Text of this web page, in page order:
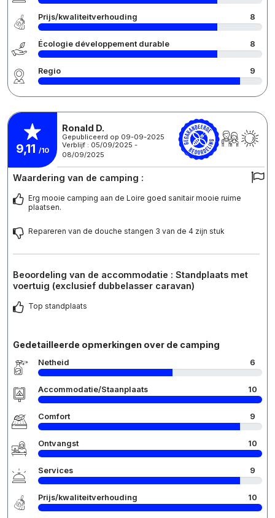
Prijs/kwaliteitverhouding 8
Écologie développement durable 8
Regio 9
9,11 /10
Ronald D.
Gepubliceerd op 09-09-2025
Verblijf : 05/09/2025 -
08/09/2025
Waardering van de camping :
Erg mooie camping aan de Loire goed sanitair mooie ruime
plaatsen.
Repareren van de douche stangen 3 van de 4 zijn stuk
Beoordeling van de accommodatie : Standplaats met
voertuig (exclusief dubbelasser caravan)
Top standplaats
Gedetailleerde opmerkingen over de camping
Netheid 6
Accommodatie/Staanplaats 10
Comfort 9
Ontvangst 10
Services 9
Prijs/kwaliteitverhouding 10